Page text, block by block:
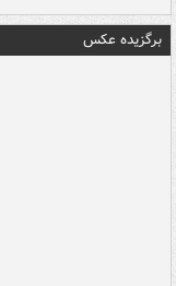
برگزیده عکس